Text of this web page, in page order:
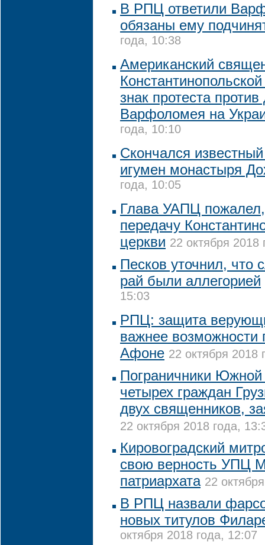
В РПЦ ответили
обязаны ему
года, 10:38
Американский
знак протеста
Варфоломея на
года, 10:10
Скончался
игумен монастыря
года, 10:05
Глава УАПЦ пожалел,
передачу
церкви 22 октября 2018
Песков уточнил, что
рай были аллегорией
15:03
РПЦ: защита
важнее возможности
Афоне 22 октября 2018
Пограничники
четырех граждан
двух священников,
22 октября 2018 года,
Кировоградский
свою верность УПЦ
патриархата 22
В РПЦ назвали
новых титулов
октября 2018 года, 12:07